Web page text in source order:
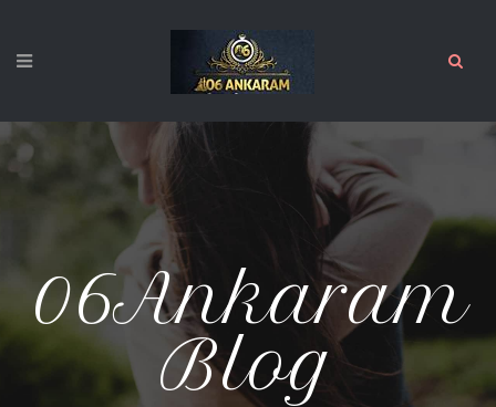
06Ankaram
Blog